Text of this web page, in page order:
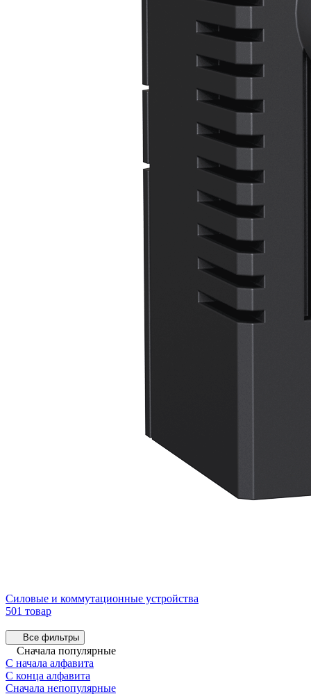
Силовые и коммутационные устройства
501 товар
Все фильтры
Сначала популярные
С начала алфавита
С конца алфавита
Сначала непопулярные